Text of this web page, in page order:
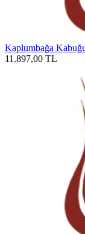
Kaplumbağa
11.897,00 TL